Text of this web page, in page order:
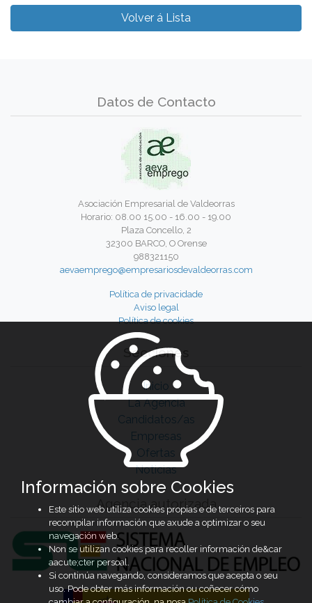
Volver á Lista
Datos de Contacto
Asociación Empresarial de Valdeorras
Horario: 08.00 15.00 - 16.00 - 19.00
Plaza Concello, 2
32300 BARCO, O Orense
988321150
aevaemprego@empresariosdevaldeorras.com
Política de privacidade
Aviso legal
Política de cookies
Secciones
Inicio
La Agencia
Candidatos/as
Empresas
Ofertas
Noticias
Agencia autorizada
Información sobre Cookies
Este sitio web utiliza cookies propias e de terceiros para
recompilar información que axude a optimizar o seu
navegación web.
Non se utilizan cookies para recoller información de&car
aacute;cter persoal.
Si continúa navegando, consideramos que acepta o seu
uso. Pode obter más información ou coñecer cómo